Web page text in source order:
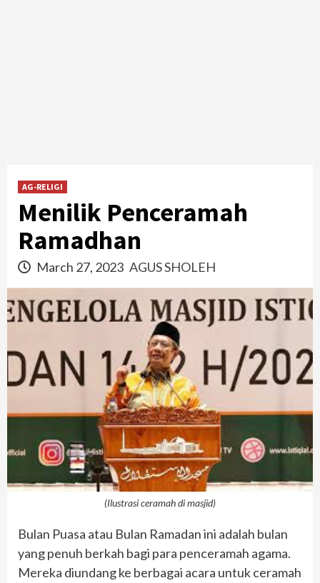
AG-RELIGI
Menilik Penceramah
Ramadhan
March 27, 2023 AGUS SHOLEH
(Ilustrasi ceramah di masjid)
Bulan Puasa atau Bulan Ramadan ini adalah bulan
yang penuh berkah bagi para penceramah agama.
Mereka diundang ke berbagai acara untuk ceramah